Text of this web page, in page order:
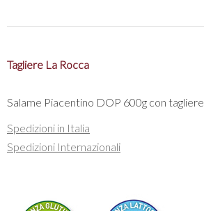
Tagliere La Rocca
Salame Piacentino DOP 600g con tagliere
Spedizioni in Italia
Spedizioni Internazionali